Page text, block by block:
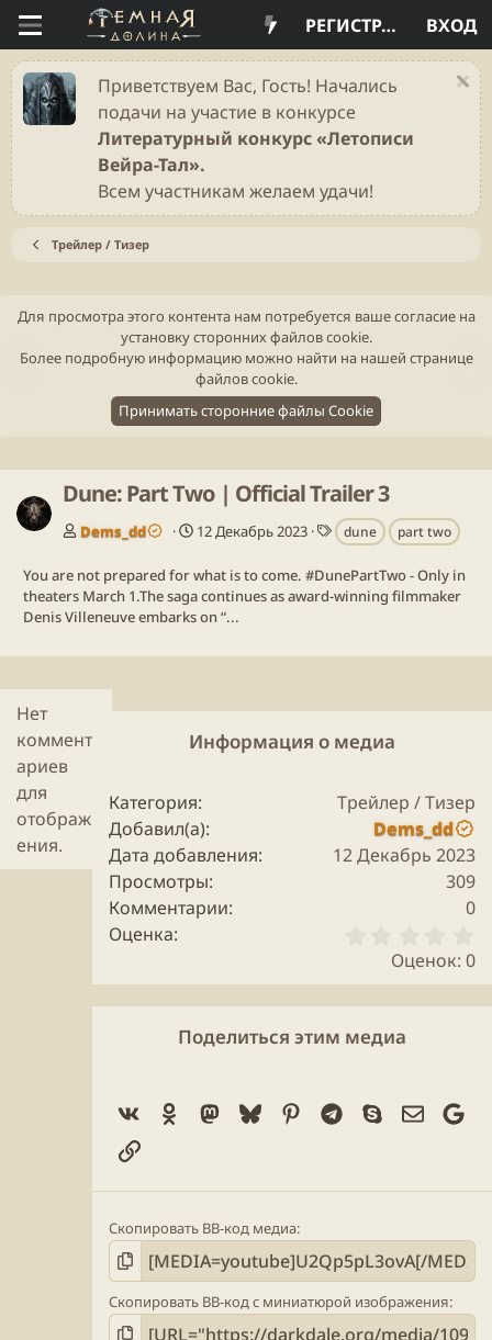
ВХОД
РЕГИСТРАЦИЯ
Приветствуем Вас, Гость! Начались
подачи на участие в конкурсе
Литературный конкурс «Летописи
Вейра-Тал».
Всем участникам желаем удачи!
Трейлер / Тизер
Для просмотра этого контента нам потребуется ваше согласие на
установку сторонних файлов cookie.
Более подробную информацию можно найти на нашей странице
файлов cookie.
Принимать сторонние файлы Cookie
Dune: Part Two | Official Trailer 3
Dems_dd 12 Декабрь 2023
Т
е
г
и
dune part two
You are not prepared for what is to come. #DunePartTwo - Only in
theaters March 1.The saga continues as award-winning filmmaker
Denis Villeneuve embarks on “...
Нет
коммент
ариев
для
отображ
ения.
Информация о медиа
Категория
Трейлер / Тизер
Добавил(а)
Dems_dd
Дата добавления
12 Декабрь 2023
Просмотры
309
Комментарии
0
Оценка
.
0
0
з
Оценок: 0
Поделиться этим медиа
Vk Ok Mastodon
BlueskyPinterest
Telegram
Skype
Ссылка
Скопировать BB-код медиа
Скопировать BB-код с миниатюрой изображения